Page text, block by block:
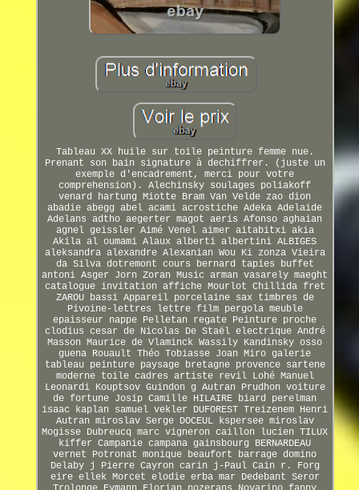
Tableau XX huile sur toile peinture femme nue.
Prenant son bain signature à dechiffrer. (juste un
exemple d'encadrement, merci pour votre
comprehension). Alechinsky soulages poliakoff
venard hartung Miotte Bram Van Velde zao dion
abadie abegg abel acami acrostiche Adeka Adelaide
Adelans adtho aegerter magot aeris Afonso aghaian
agnel geissler Aimé Venel aimer aitabitxi akia
Akila al oumami Alaux alberti albertini ALBIGES
aleksandra alexandre Alexanian Wou Ki zonza Vieira
da Silva dotremont cours bernard tapies buffet
antoni Asger Jorn Zoran Music arman vasarely maeght
catalogue invitation affiche Mourlot Chillida fret
ZAROU bassi Appareil porcelaine sax timbres de
Pivoine-lettres lettre film pergola meuble
epaisseur nappe Pelletan regate Peinture proche
clodius cesar de Nicolas De Staël electrique André
Masson Maurice de Vlaminck Wassily Kandinsky osso
guena Rouault Théo Tobiasse Joan Miro galerie
tableau peinture paysage bretagne provence sartene
moderne toile cadres artiste revil Lohé Manuel
Leonardi Kouptsov Guindon g Autran Prudhon voiture
de fortune Josip Camille HILAIRE biard perelman
isaac kaplan samuel vekler DUFOREST Treizenem Henri
Autran miroslav Serge DOCEUL kspersee miroslav
Mogisse Dubreucq marc vigneron caillon lucien TILUX
kiffer Campanie campana gainsbourg BERNARDEAU
vernet Potronat monique beaufort barrage domino
Delaby j Pierre Cayron carin j-Paul Cain r. Forg
eire ellek Morcet elodie erba mar Dedebant Seror